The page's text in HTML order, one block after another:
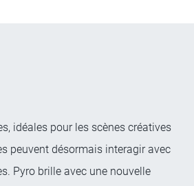
idéales pour les scènes créatives
peuvent désormais interagir avec
Pyro brille avec une nouvelle